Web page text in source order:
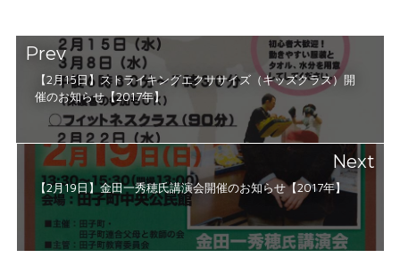
Prev
【2月15日】ストライキングエクササイズ（キッズクラス）開
催のお知らせ【2017年】
Next
【2月19日】金田一秀穂氏講演会開催のお知らせ【2017年】